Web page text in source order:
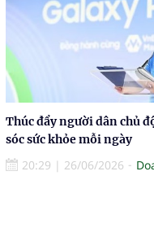
Thúc đẩy người dân chủ
sóc sức khỏe mỗi ngày
20:29 | 26/06/2026